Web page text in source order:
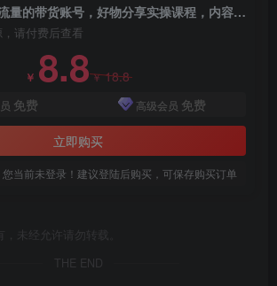
如何打造一个高流量的带货账号，好物分享实操课程，内容详细易懂
请付费后查看
￥ 8.8￥18.8
免费 高级会员 免费
立即购买
您当前未登录！建议登陆后购买，可保存购买订单
未经允许请勿转载。
THE END